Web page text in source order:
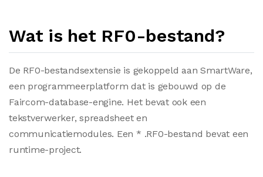
Wat is het RF0-bestand?
De RF0-bestandsextensie is gekoppeld aan SmartWare,
een programmeerplatform dat is gebouwd op de
Faircom-database-engine. Het bevat ook een
tekstverwerker, spreadsheet en
communicatiemodules. Een * .RF0-bestand bevat een
runtime-project.